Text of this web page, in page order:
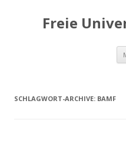
Freie
SCHLAGWORT-ARCHIVE: BAMF